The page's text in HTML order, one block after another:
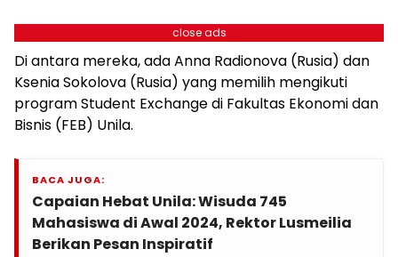
close ads
Di antara mereka, ada Anna Radionova (Rusia) dan
Ksenia Sokolova (Rusia) yang memilih mengikuti
program Student Exchange di Fakultas Ekonomi dan
Bisnis (FEB) Unila.
BACA JUGA:
Capaian Hebat Unila: Wisuda 745
Mahasiswa di Awal 2024, Rektor Lusmeilia
Berikan Pesan Inspiratif